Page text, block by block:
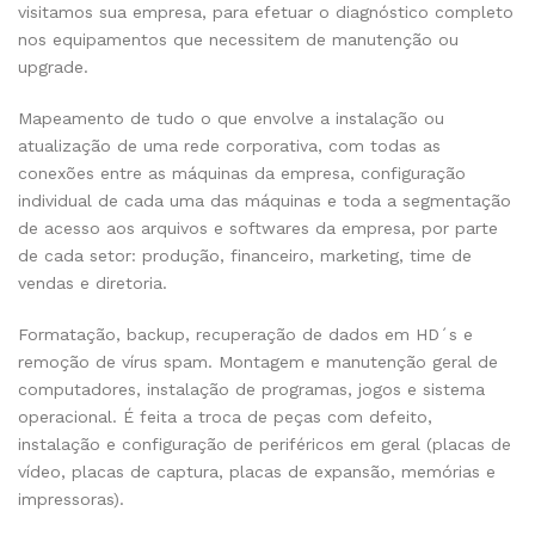
visitamos sua empresa, para efetuar o diagnóstico completo
nos equipamentos que necessitem de manutenção ou
upgrade.
Mapeamento de tudo o que envolve a instalação ou
atualização de uma rede corporativa, com todas as
conexões entre as máquinas da empresa, configuração
individual de cada uma das máquinas e toda a segmentação
de acesso aos arquivos e softwares da empresa, por parte
de cada setor: produção, financeiro, marketing, time de
vendas e diretoria.
Formatação, backup, recuperação de dados em HD´s e
remoção de vírus spam. Montagem e manutenção geral de
computadores, instalação de programas, jogos e sistema
operacional. É feita a troca de peças com defeito,
instalação e configuração de periféricos em geral (placas de
vídeo, placas de captura, placas de expansão, memórias e
impressoras).